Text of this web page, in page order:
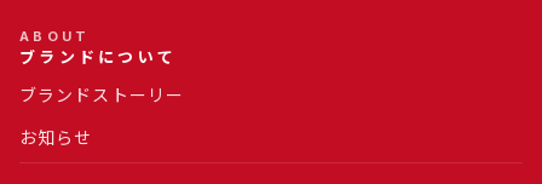
ABOUT
ブランドについて
ブランドストーリー
お知らせ